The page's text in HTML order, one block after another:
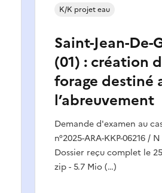
Saint-Jean-De-
(01) : création
forage destiné
l’abreuvement
Demande d'examen au
n°2025-ARA-KKP-06216 /
Dossier reçu complet le
zip - 5.7 Mio (…)
K/K projet eau